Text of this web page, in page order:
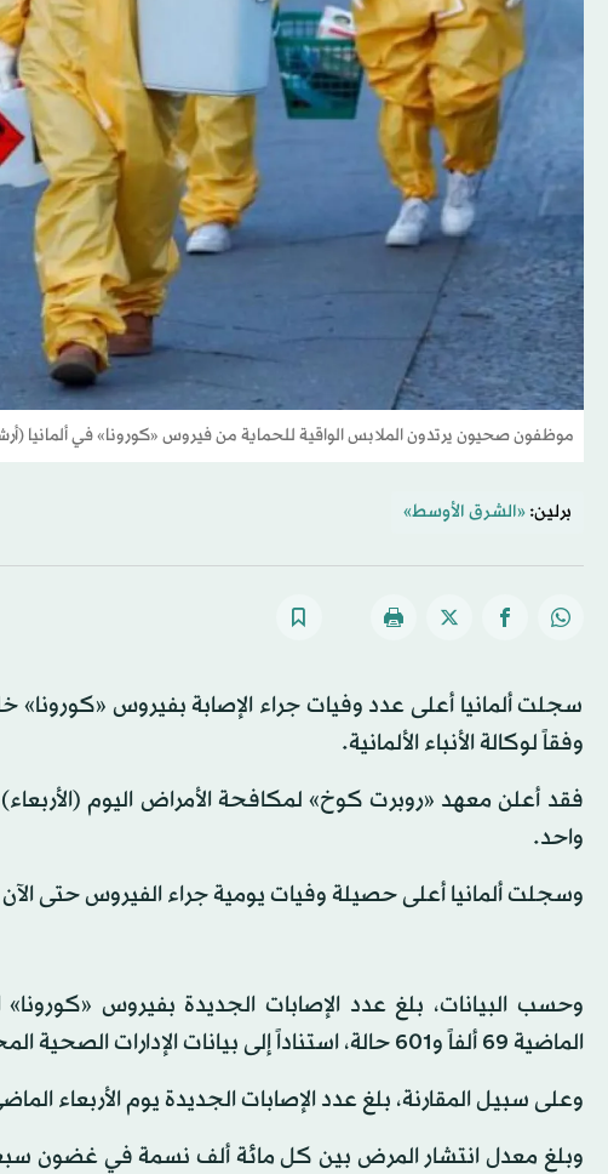
موظفون صحيون يرتدون الملابس الواقية للحماية من فيروس «كورونا» في ألمانيا
برلين: «الشرق الأوسط»
سجلت ألمانيا أعلى عدد وفيات جراء الإصابة بفيروس «كورونا»
وفقاً لوكالة الأنباء الألمانية.
واحد.
وسجلت ألمانيا أعلى حصيلة وفيات يومية جراء الفيروس حتى الآن يوم 14 يناير (كانون الثاني) الماضي بواقع
وحسب البيانات، بلغ عدد الإصابات الجديدة بفيروس
الماضية 69 ألفاً و601 حالة، استناداً إلى بيانات الإدارات الصحية المحلية.
وعلى سبيل المقارنة، بلغ عدد الإصابات الجديدة يوم الأربعاء الماضي 67 ألفاً و186